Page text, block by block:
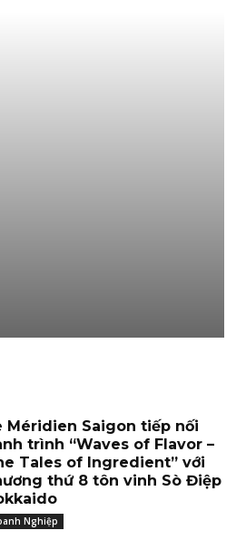
Méridien Saigon tiếp nối
trình “Waves of Flavor –
Tales of Ingredient” với
thứ 8 tôn vinh Sò Điệp
Nghiệp